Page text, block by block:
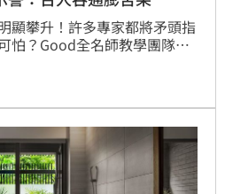
顯攀升！許多專家都將矛頭指
怕？Good全名師教學團隊數
加上盤商、民眾的預期心
韋帆)